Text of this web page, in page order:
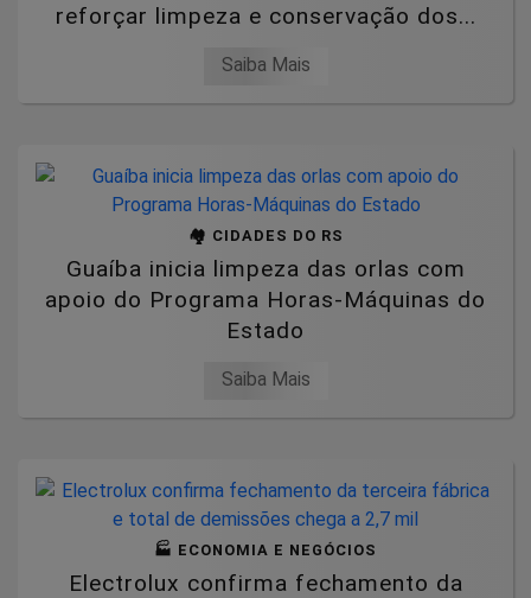
reforçar limpeza e conservação dos...
Saiba Mais
🏘️ CIDADES DO RS
Guaíba inicia limpeza das orlas com
apoio do Programa Horas-Máquinas do
Estado
Saiba Mais
🏭 ECONOMIA E NEGÓCIOS
Electrolux confirma fechamento da